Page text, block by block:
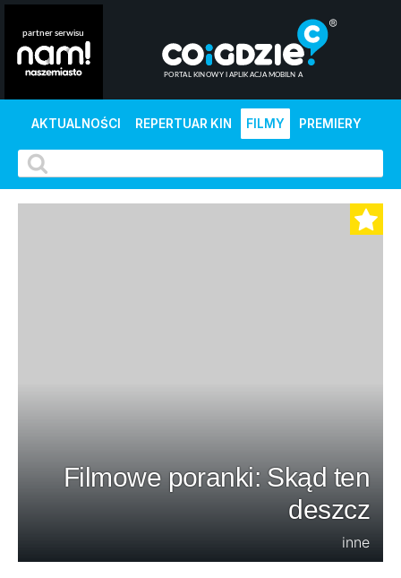
AKTUALNOŚCI REPERTUAR KIN FILMY PREMIERY
Filmowe poranki: Skąd ten
deszcz
inne